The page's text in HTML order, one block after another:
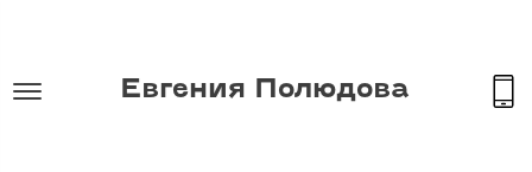
Евгения Полюдова